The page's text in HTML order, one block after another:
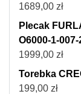
1689,00 zł
Plecak
O6000-1-
1999,00 zł
Torebka
199,00 zł